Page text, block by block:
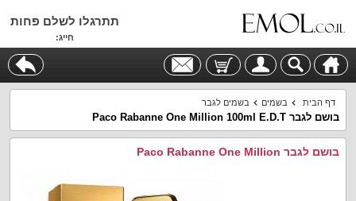
תתרגלו לשלם פחות
חייג:
דף הבית בשמים בשמים לגבר
בושם לגבר Paco Rabanne One Million 100ml E.D.T
בושם לגבר Paco Rabanne One Million